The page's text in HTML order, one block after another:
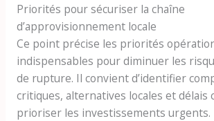
Priorités pour sécuriser la chaîne
d’approvisionnement locale
Ce point précise les priorités
indispensables pour diminuer les
de rupture. Il convient d’identifier
critiques, alternatives locales et délais
prioriser les investissements urgents.